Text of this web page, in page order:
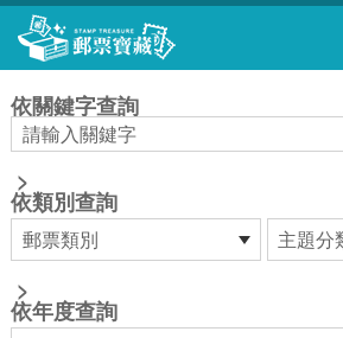
跳到主要內容區塊
依關鍵字查詢
>
依類別查詢
>
依年度查詢